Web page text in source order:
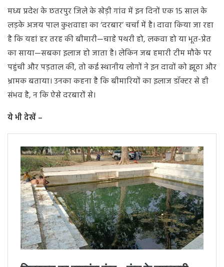
मध्य प्रदेश के छतरपुर जिले के खेड़ी गांव में इन दिनों एक 15 साल के
लड़के अजय पाल कुशवाहा का ‘दरबार’ चर्चा में है। दावा किया जा रहा
है कि यहां हर तरह की बीमारी—चाहे पथरी हो, लकवा हो या भूत-प्रेत
का साया—सबका इलाज हो जाता है। लेकिन जब हमारी टीम मौके पर
पहुंची और पड़ताल की, तो कई स्थानीय लोगों ने इन दावों को झूठा और
भ्रामक बताया। उनका कहना है कि बीमारियों का इलाज डॉक्टर से ही
संभव है, न कि ऐसे दरबारों से।
ये भी देखें –